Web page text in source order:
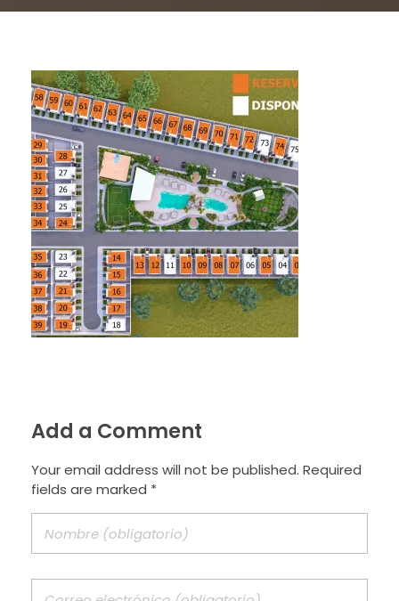
Add a Comment
Your email address will not be published. Required
fields are marked *